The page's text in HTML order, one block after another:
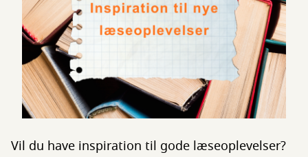
Vil du have inspiration til gode læseoplevelser?